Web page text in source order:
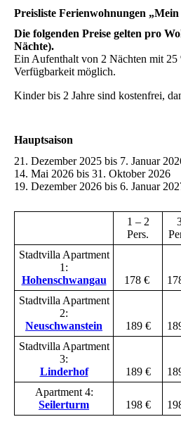
Preisliste Ferienwohnungen
Die folgenden Preise gelten pro
Nächte).
Ein Aufenthalt von 2 Nächten mit 25
Verfügbarkeit möglich.
Kinder bis 2 Jahre sind kostenfrei,
Hauptsaison
21. Dezember 2025 bis 7. Januar
14. Mai 2026 bis 31. Oktober 2026
19. Dezember 2026 bis 6. Januar
1 – 2
Pers.
Stadtvilla Apartment
1:
Hohenschwangau
178 €
Stadtvilla Apartment
2:
Neuschwanstein
189 €
Stadtvilla Apartment
3:
Linderhof
189 €
Apartment 4:
Seilerturm
198 €